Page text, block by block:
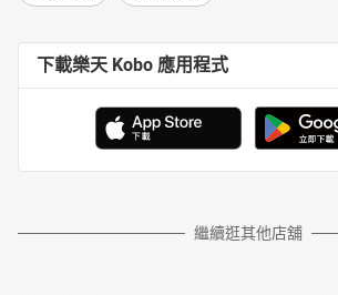
下載樂天 Kobo 應用程式
繼續逛其他店舖